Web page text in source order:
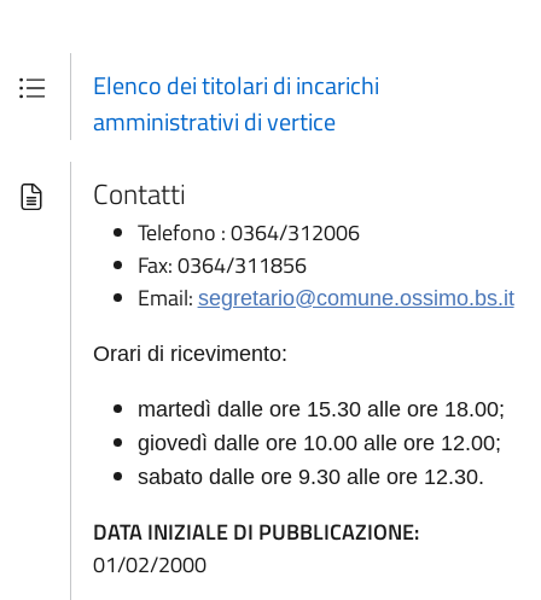
Elenco dei titolari di incarichi
amministrativi di vertice
Contatti
Telefono : 0364/312006
Fax: 0364/311856
Email: segretario@comune.ossimo.bs.it
Orari di ricevimento:
martedì dalle ore 15.30 alle ore 18.00;
giovedì dalle ore 10.00 alle ore 12.00;
sabato dalle ore 9.30 alle ore 12.30.
DATA INIZIALE DI PUBBLICAZIONE:
01/02/2000